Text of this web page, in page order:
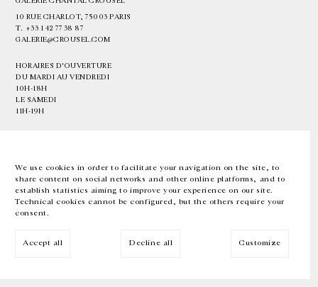
We use cookies in order to facilitate your navigation on the site, to
share content on social networks and other online platforms, and to
establish statistics aiming to improve your experience on our site.
Technical cookies cannot be configured, but the others require your
consent.
Accept all Decline all Customize
10 RUE CHARLOT, 75003 PARIS
T. +33 1 42 77 38 87
GALERIE@CROUSEL.COM
HORAIRES D'OUVERTURE
DU MARDI AU VENDREDI
10H-18H
LE SAMEDI
11H-19H
EN FR 中文 Facebook Instagram
Inscrivez-vous à notre newsletter